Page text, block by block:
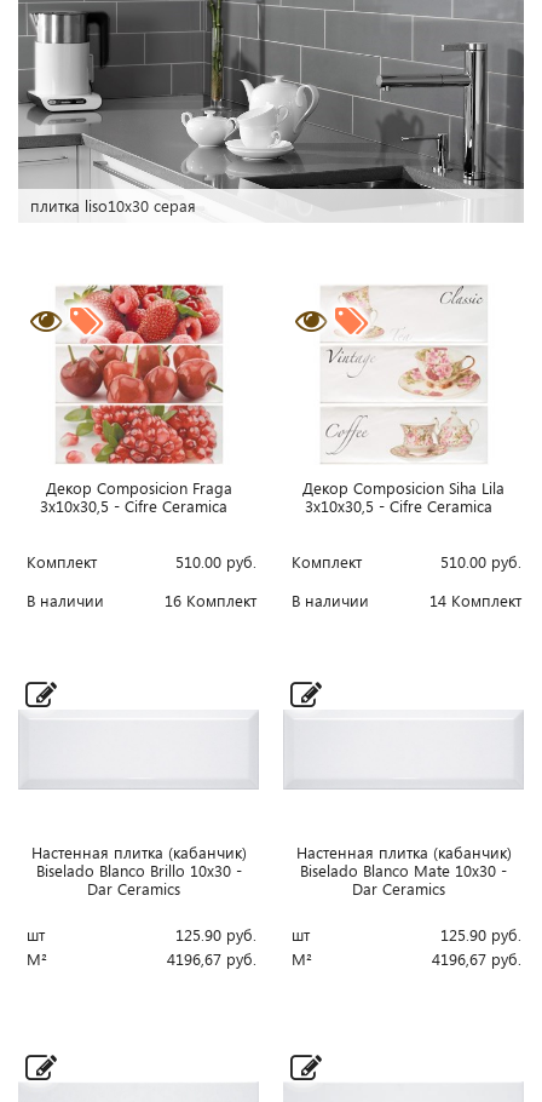
biselado настенная плитка
Декор Composicion Fraga
3x10x30,5 - Cifre Ceramica
Комплект 510.00 руб.
В наличии
16 Комплект
Декор Composicion Siha Lila
3x10x30,5 - Cifre Ceramica
Комплект 510.00 руб.
В наличии
14 Комплект
Настенная плитка (кабанчик)
Biselado Blanco Brillo 10x30 -
Dar Ceramics
шт 125.90 руб.
М²
4196,67 руб.
Настенная плитка (кабанчик)
Biselado Blanco Mate 10x30 -
Dar Ceramics
шт 125.90 руб.
М²
4196,67 руб.